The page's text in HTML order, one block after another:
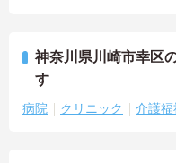
神奈川県川崎市幸区
す
病院 クリニック 介護福